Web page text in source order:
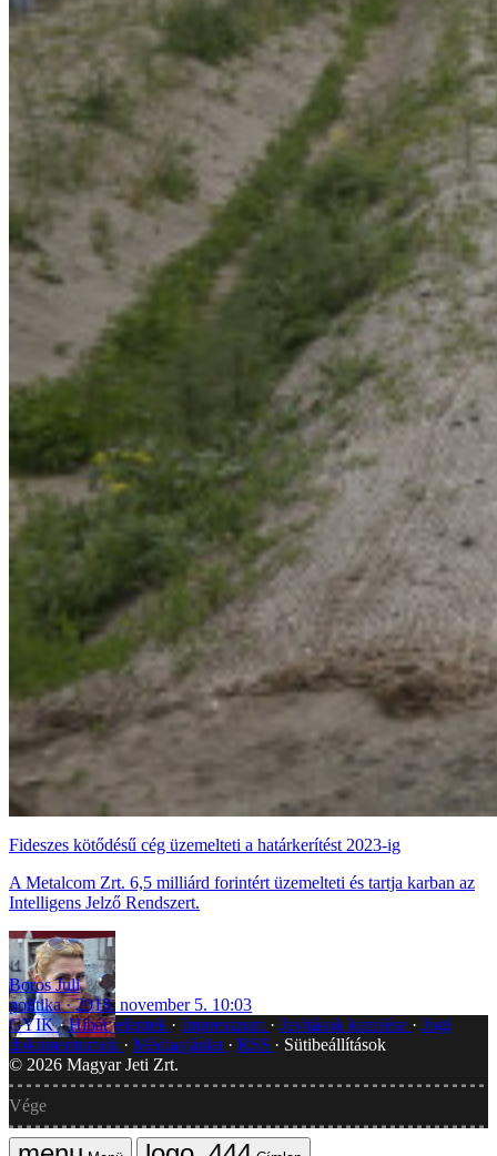
Fideszes kötődésű cég üzemelteti a határkerítést 2023-ig
A Metalcom Zrt. 6,5 milliárd forintért üzemelteti és tartja karban az
Intelligens Jelző Rendszert.
Boros Juli
politika
2018. november 5. 10:03
GYIK Hibát jelentek Impresszum Javítások kezelése
Jogi
dokumentumok
Médiaajánlat RSS
Sütibeállítások
© 2026 Magyar Jeti Zrt.
Vége